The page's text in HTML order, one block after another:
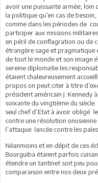
avoir une puissante armée; loin
la politique qu’en cas de
comme dans les périodes de
participer aux missions
en péril de conflagration ou de
étrangère sage et pragmatique
de tout le monde et son image
sereine diplomatie les
étaient chaleureusement
propos on peut citer à titre
président américain J. Kennedy
soixante du vingtième du
seul chef d’Etat à avoir obligé
contre une résolution
l’attaque lancée contre les
Néanmoins et en dépit de ces
Bourguiba étaient parfois
étendre un tantinet soit peu
comparaison entre nos deux